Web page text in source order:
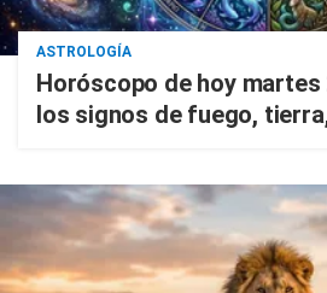
ASTROLOGÍA
Horóscopo de hoy martes
los signos de fuego,